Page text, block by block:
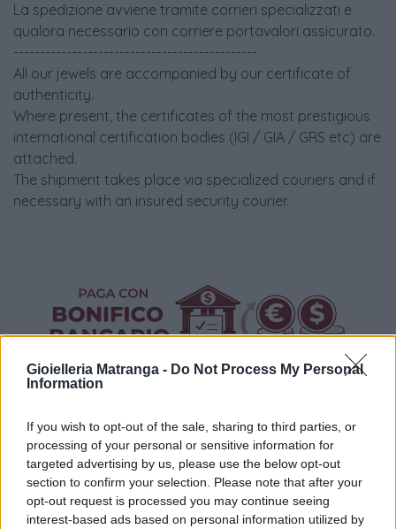
Gioielleria Matranga - Do Not Process My Personal
Information
If you wish to opt-out of the sale, sharing to third parties, or
processing of your personal or sensitive information for
targeted advertising by us, please use the below opt-out
section to confirm your selection. Please note that after your
opt-out request is processed you may continue seeing
interest-based ads based on personal information utilized by
La spedizione avviene tramite corrieri specializzati e
qualora necessario con corriere portavalori assicurato.
----------------------------------------------
All our jewels are accompanied by our certificate of
authenticity.
Where present, the certificates of the most prestigious
international certification bodies (IGI / GIA / GRS etc) are
attached.
The shipment takes place via specialized couriers and if
necessary with an insured security courier.
Visualizza proposte di finanziamento
Politiche dei prezzi online